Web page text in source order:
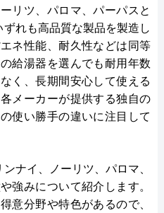
リツ、パロマ、パーパスと
れも高品質な製品を製造し
ネ性能、耐久性などは同等
給湯器を選んでも耐用年数
く、長期間安心して使える
メーカーが提供する独自の
使い勝手の違いに注目して
ナイ、ノーリツ、パロマ、
強みについて紹介します。
意分野や特色があるので、